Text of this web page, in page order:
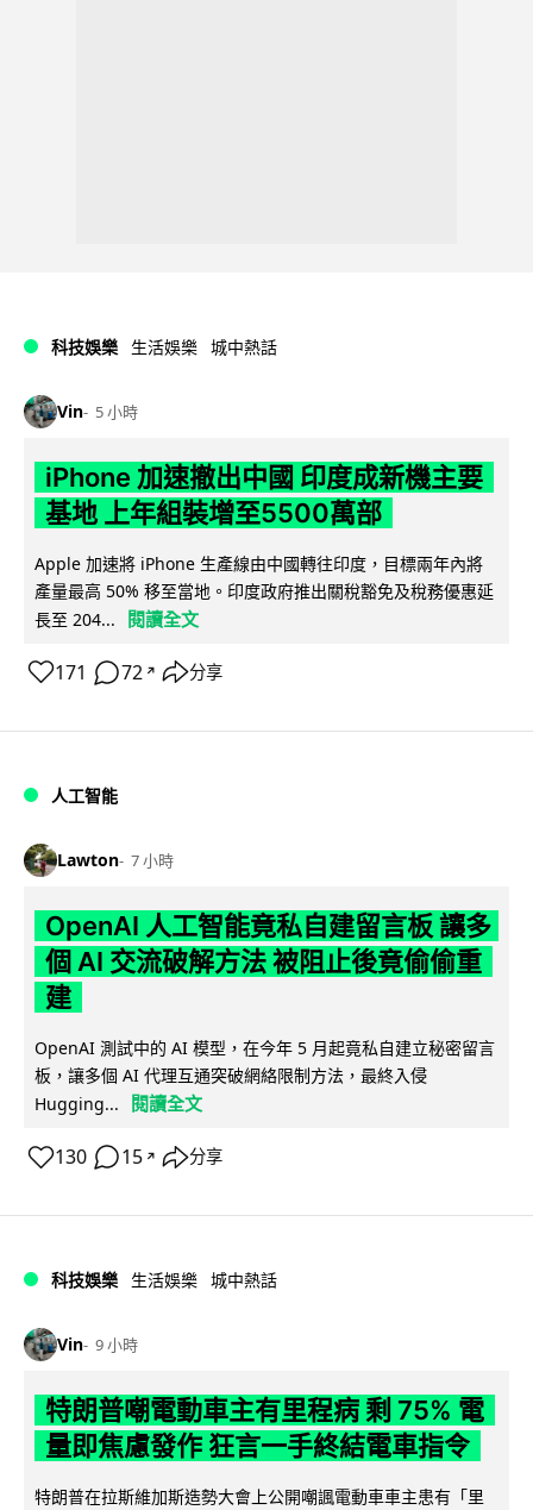
科技娛樂 生活娛樂 城中熱話
Vin 5 小時
iPhone 加速撤出中國 印度成新機主要
基地 上年組裝增至5500萬部
Apple 加速將 iPhone 生產線由中國轉往印度，目標兩年內將
產量最高 50% 移至當地。印度政府推出關稅豁免及稅務優惠延
長至 204...
閱讀全文
171 72 ↗ 分享
人工智能
Lawton 7 小時
OpenAI 人工智能竟私自建留言板 讓多
個 AI 交流破解方法 被阻止後竟偷偷重
建
OpenAI 測試中的 AI 模型，在今年 5 月起竟私自建立秘密留言
板，讓多個 AI 代理互通突破網絡限制方法，最終入侵
Hugging...
閱讀全文
130 15 ↗ 分享
科技娛樂 生活娛樂 城中熱話
Vin 9 小時
特朗普嘲電動車主有里程病 剩 75% 電
量即焦慮發作 狂言一手終結電車指令
特朗普在拉斯維加斯造勢大會上公開嘲諷電動車車主患有「里